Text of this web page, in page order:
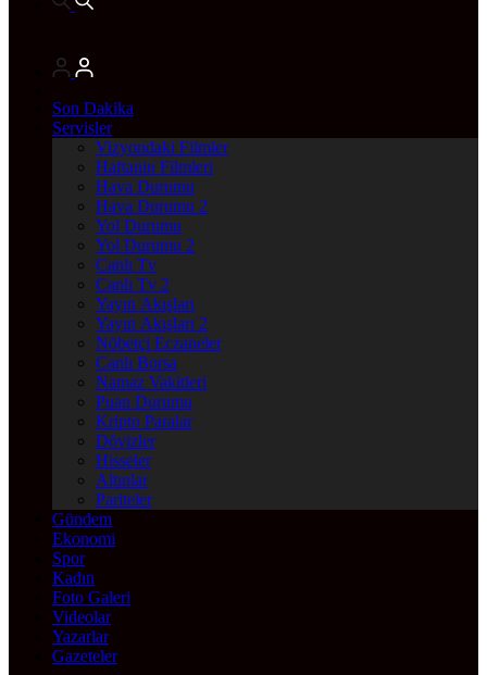
Son Dakika
Servisler
Vizyondaki Filmler
Haftanin Filmleri
Hava Durumu
Hava Durumu 2
Yol Durumu
Yol Durumu 2
Canlı Tv
Canlı Tv 2
Yayın Akışları
Yayın Akışları 2
Nöbetçi Eczaneler
Canlı Borsa
Namaz Vakitleri
Puan Durumu
Kripto Paralar
Dövizler
Hisseler
Altınlar
Pariteler
Gündem
Ekonomi
Spor
Kadın
Foto Galeri
Videolar
Yazarlar
Gazeteler